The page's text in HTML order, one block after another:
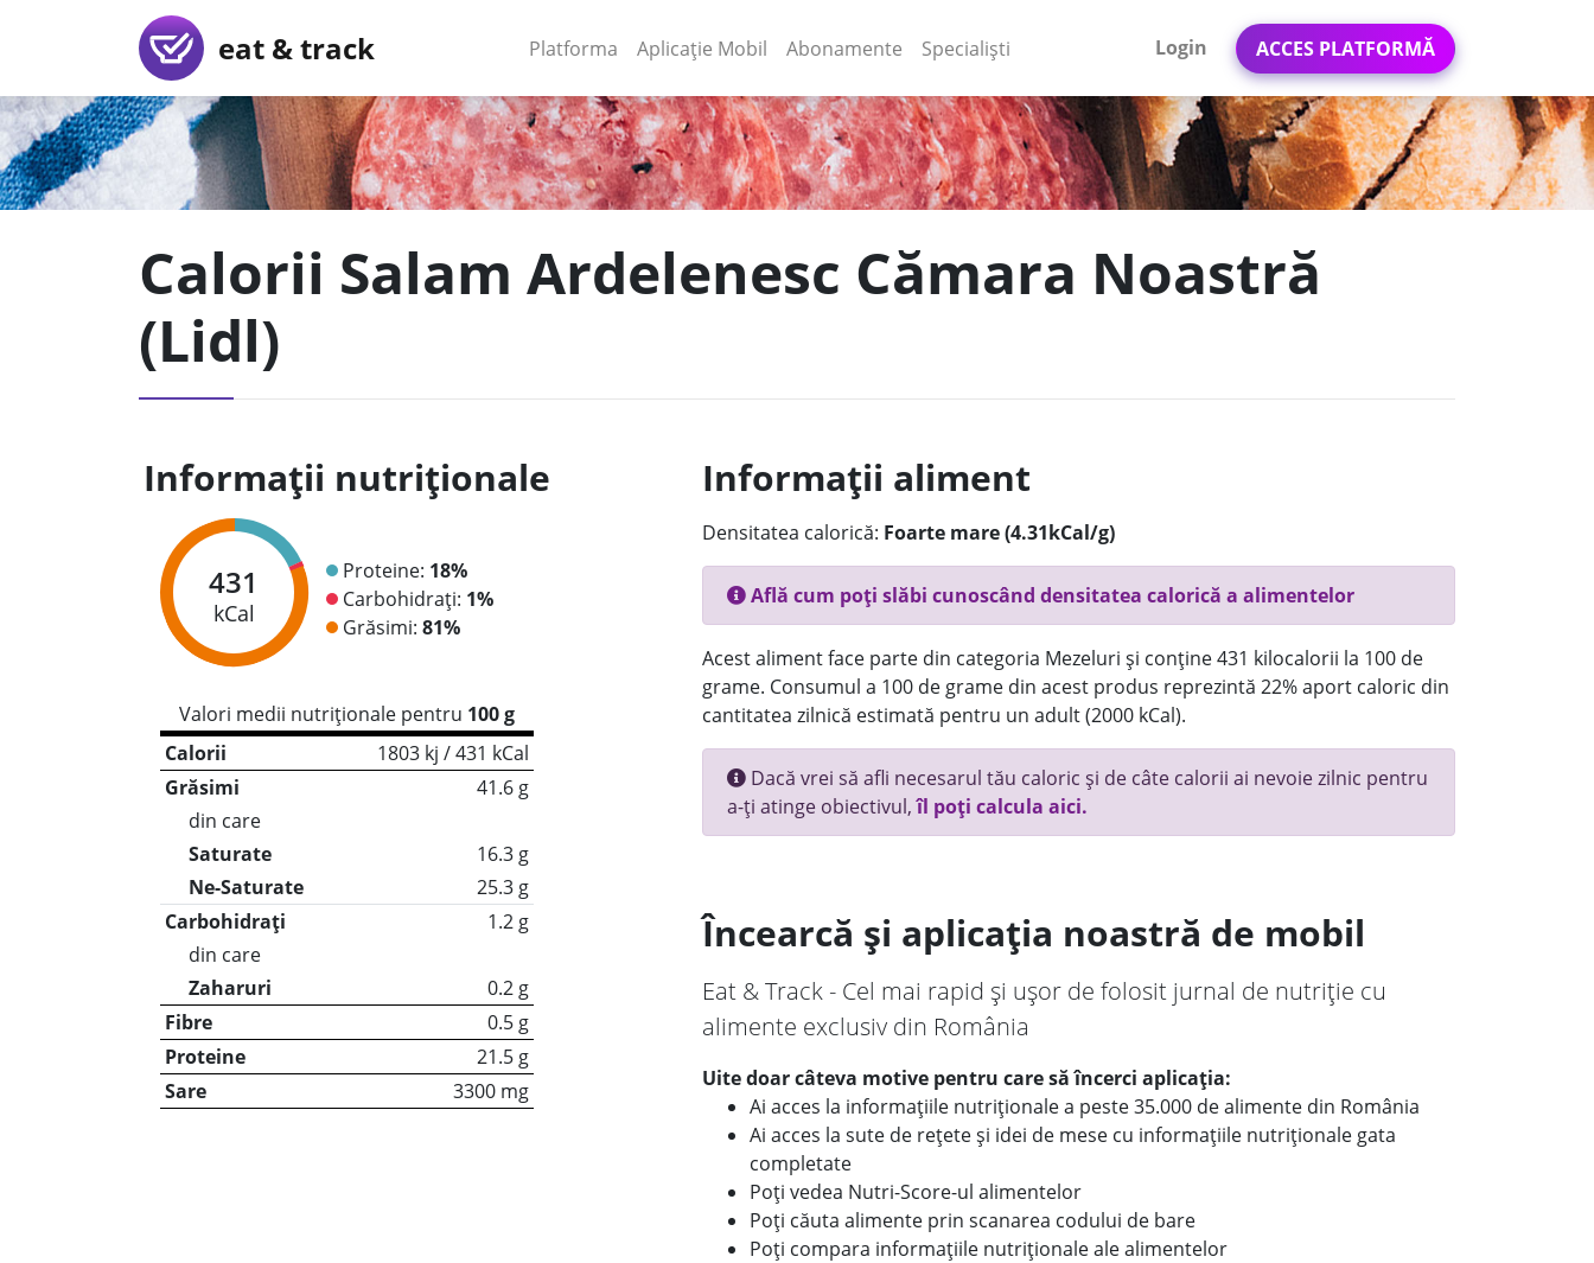
eat & track Platforma (current)
Aplicație Mobil (current)
Abonamente Specialiști Login ACCES PLATFORMĂ
Calorii Salam Ardelenesc Cămara Noastră
(Lidl)
Informații nutriționale
431
kCal
Proteine: 18%
Carbohidrați: 1%
Grăsimi: 81%
Valori medii nutriționale pentru 100 g
Calorii
1803 kj / 431 kCal
Grăsimi
41.6 g
din care
Saturate
16.3 g
Ne-Saturate
25.3 g
Carbohidrați
1.2 g
din care
Zaharuri
0.2 g
Fibre
0.5 g
Proteine
21.5 g
Sare
3300 mg
Informații aliment
Densitatea calorică: Foarte mare (4.31kCal/g)
Află cum poți slăbi cunoscând densitatea calorică a alimentelor
Acest aliment face parte din categoria Mezeluri și conține 431 kilocalorii la 100 de
grame. Consumul a 100 de grame din acest produs reprezintă 22% aport caloric din
cantitatea zilnică estimată pentru un adult (2000 kCal).
Dacă vrei să afli necesarul tău caloric și de câte calorii ai nevoie zilnic pentru
a-ți atinge obiectivul,îl poți calcula aici.
Încearcă și aplicația noastră de mobil
Eat & Track - Cel mai rapid și ușor de folosit jurnal de nutriție cu
alimente exclusiv din România
Uite doar câteva motive pentru care să încerci aplicația:
Ai acces la informațiile nutriționale a peste 35.000 de alimente din România
Ai acces la sute de rețete și idei de mese cu informațiile nutriționale gata
completate
Poți vedea Nutri-Score-ul alimentelor
Poți căuta alimente prin scanarea codului de bare
Poți compara informațiile nutriționale ale alimentelor